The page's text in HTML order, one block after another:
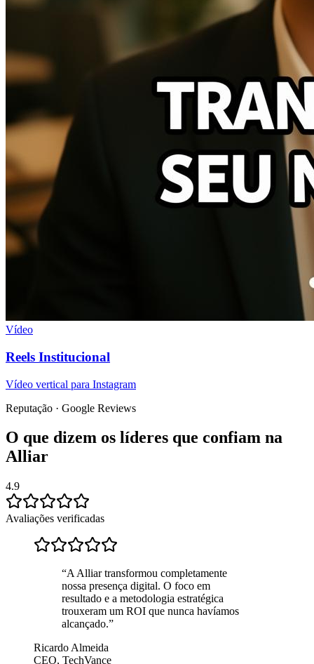
Vídeo
Reels Institucional
Vídeo vertical para Instagram
Reputação · Google Reviews
O que dizem os líderes que confiam na
Alliar
4.9
Avaliações verificadas
“A Alliar transformou completamente
nossa presença digital. O foco em
resultado e a metodologia estratégica
trouxeram um ROI que nunca havíamos
alcançado.”
Ricardo Almeida
CEO, TechVance